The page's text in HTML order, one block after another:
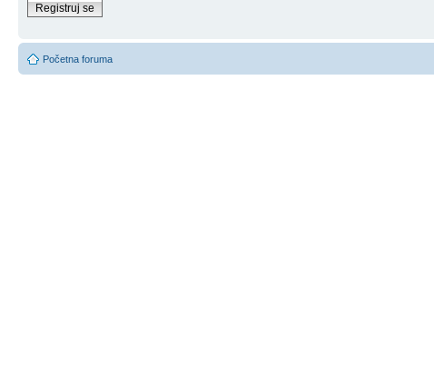
Registruj se
Početna foruma